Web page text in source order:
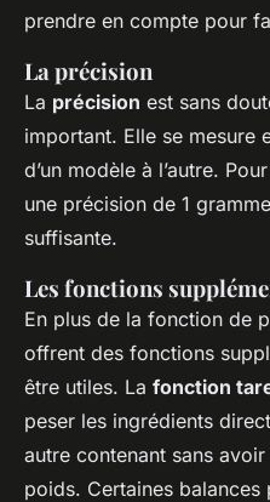
prendre en compte pour
La précision
La précision est sans
important. Elle se mesure
d’un modèle à l’autre.
une précision de 1
suffisante.
Les fonctions
En plus de la fonction de
offrent des fonctions
être utiles. La fonction
peser les ingrédients
autre contenant sans
poids. Certaines balances